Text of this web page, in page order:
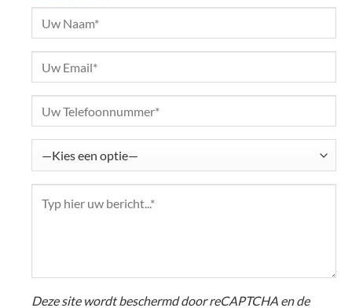
Deze site wordt beschermd door reCAPTCHA en de